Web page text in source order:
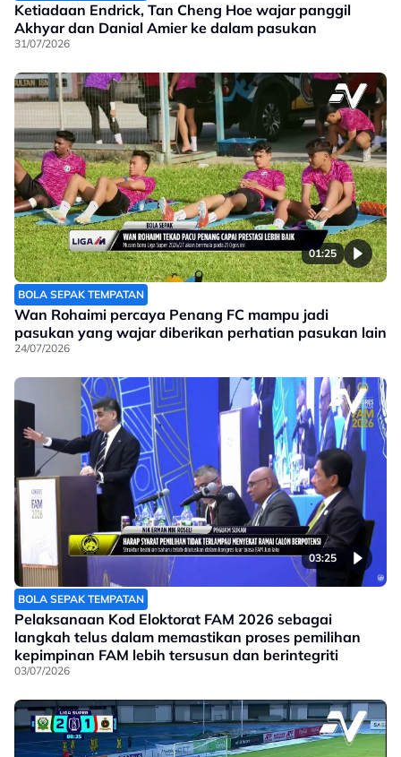
Ketiadaan Endrick, Tan Cheng Hoe wajar panggil
Akhyar dan Danial Amier ke dalam pasukan
31/07/2026
01:25
BOLA SEPAK TEMPATAN
Wan Rohaimi percaya Penang FC mampu jadi
pasukan yang wajar diberikan perhatian pasukan lain
24/07/2026
03:25
BOLA SEPAK TEMPATAN
Pelaksanaan Kod Eloktorat FAM 2026 sebagai
langkah telus dalam memastikan proses pemilihan
kepimpinan FAM lebih tersusun dan berintegriti
03/07/2026